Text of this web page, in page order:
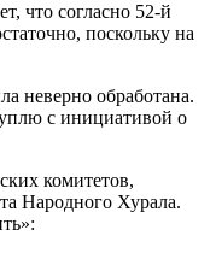
что согласно 52-й
поскольку на
неверно обработана.
с инициативой о
комитетов,
Народного Хурала.